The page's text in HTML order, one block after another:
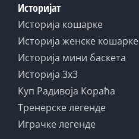
Историјат
Историја кошарке
Историја женске кошарке
Историја мини баскета
Историја 3x3
Куп Радивоја Кораћа
Тренерске легенде
Играчке легенде